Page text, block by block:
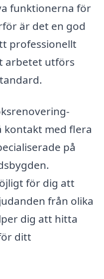
funktionerna för
är det en god
professionellt
arbetet utförs
kontakt med flera
på
för dig att
från olika
dig att hitta
ditt